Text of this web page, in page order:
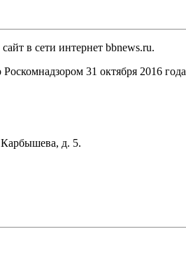
в сети интернет bbnews.ru.
31 октября 2016 года
Карбышева, д. 5.